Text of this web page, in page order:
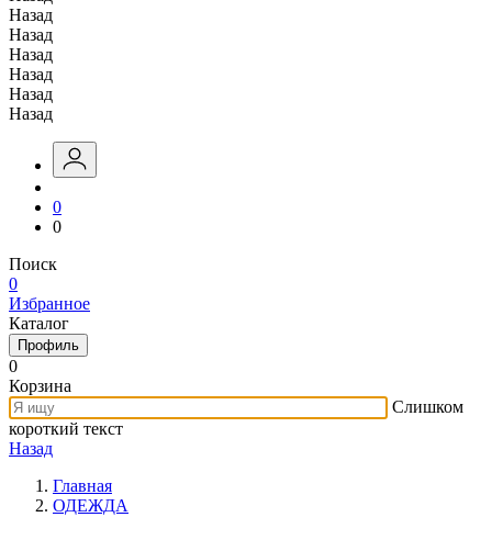
Назад
Назад
Назад
Назад
Назад
Назад
0
0
Поиск
0
Избранное
Каталог
Профиль
0
Корзина
Слишком
короткий текст
Назад
Главная
ОДЕЖДА